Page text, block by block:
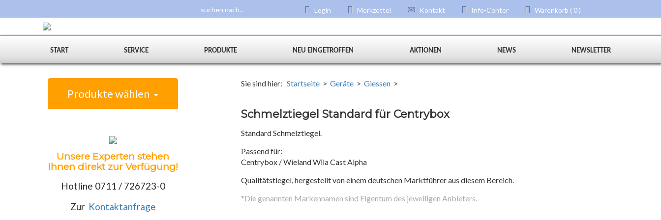
Login Merkzettel Kontakt Info-Center Warenkorb ( 0 )
START SERVICE PRODUKTE NEU EINGETROFFEN AKTIONEN NEWS NEWSLETTER
Produkte wählen
Unsere Experten stehen
Ihnen direkt zur Verfügung!
Hotline 0711 / 726723-0
Zur Kontaktanfrage
Sie sind hier:Startseite >Geräte >Giessen >
Schmelztiegel Standard für Centrybox
Standard Schmelztiegel.
Passend für:
Centrybox / Wieland Wila Cast Alpha
Qualitätstiegel, hergestellt von einem deutschen Marktführer aus diesem Bereich.
*Die genannten Markennamen sind Eigentum des jeweiligen Anbieters.